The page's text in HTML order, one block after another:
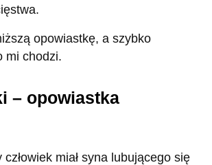
opowiastkę, a szybko
mi chodzi.
– opowiastka
miał syna lubującego się